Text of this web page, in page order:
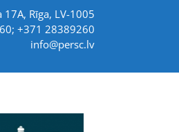
17A, Rīga, LV-1005
+371 28389260
info@persc.lv